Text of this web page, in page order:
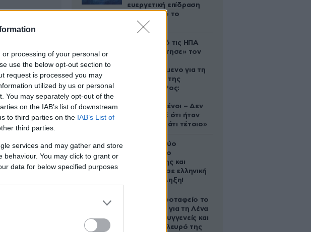
processing of your personal or
use the below opt-out section to
request is processed you may
utilized by us or personal
You may separately opt-out of the
on the IAB’s list of downstream
to third parties on the IAB’s List of
third parties.
services and may gather and store
behaviour. You may click to grant or
data for below specified purposes
αυτοκίνητο.
έχουν
ευεργετική επίδραση
του Δία από το
απόγευμα;
Ζευγάρι από τις ΗΠΑ
που «υιοθέτησε» τον
κατηγορούμενο για τη
δολοφονία της
Ελίζαμπεθ Ρος:
συντετριμμένοι – Δεν
έδειξε ποτέ ότι ήταν
ικανός για κάτι τέτοιο»
Ακυρώνει δύο
συμβόλαια ο
Λαρεντζάκης και
υπογράφει σε ελληνική
ομάδα-έκπληξη!
Στο Α’ Νεκροταφείο το
μνημόσυνο για τη Λένα
Σαμαρά – Συγγενείς και
φίλοι στο πλευρό της